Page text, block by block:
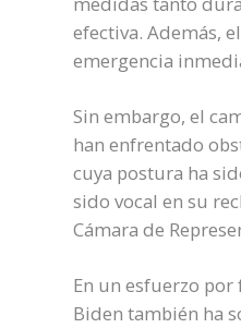
efectiva. Además,
emergencia
Sin embargo, el
han enfrentado
cuya postura ha
sido vocal en su
Cámara de
En un esfuerzo
Biden también ha